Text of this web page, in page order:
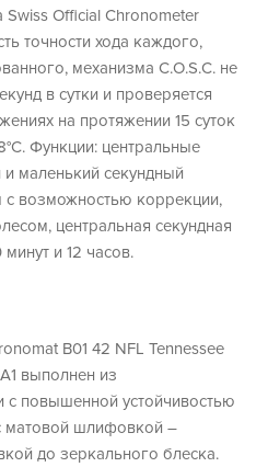
Official Chronometer
точности хода каждого,
механизма C.O.S.C. не
в сутки и проверяется
на протяжении 15 суток
Функции: центральные
и маленький секундный
с возможностью коррекции,
центральная секундная
и 12 часов.
B01 42 NFL Tennessee
выполнен из
с повышенной устойчивостью
матовой шлифовкой –
до зеркального блеска.